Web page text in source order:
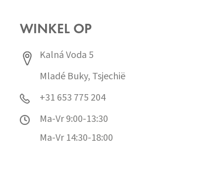
WINKEL OP
Kalná Voda 5
Mladé Buky, Tsjechië
+31 653 775 204
Ma-Vr 9:00-13:30
Ma-Vr 14:30-18:00